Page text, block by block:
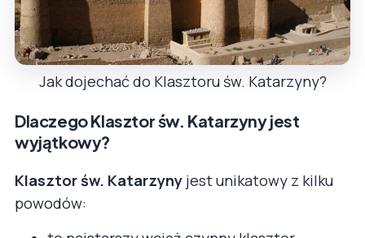
Jak dojechać do Klasztoru św. Katarzyny?
Dlaczego Klasztor św. Katarzyny jest
wyjątkowy?
Klasztor św. Katarzyny jest unikatowy z kilku
powodów: